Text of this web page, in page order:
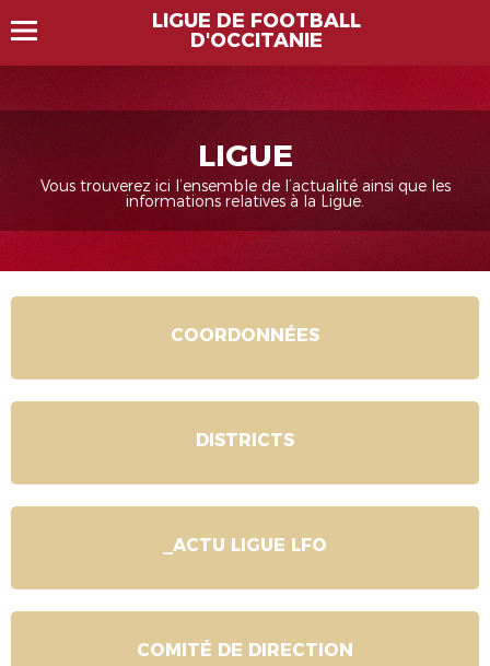
LIGUE DE FOOTBALL
D'OCCITANIE
LIGUE
Vous trouverez ici l’ensemble de l’actualité ainsi que les
informations relatives à la Ligue.
COORDONNÉES
DISTRICTS
_ACTU LIGUE LFO
COMITÉ DE DIRECTION